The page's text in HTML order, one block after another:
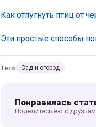
Как отпугнуть птиц от
Эти простые способы
Теги: Сад и огород
Понравилась
Поделитесь ею с